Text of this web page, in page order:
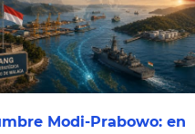
Modi-Prabowo: en